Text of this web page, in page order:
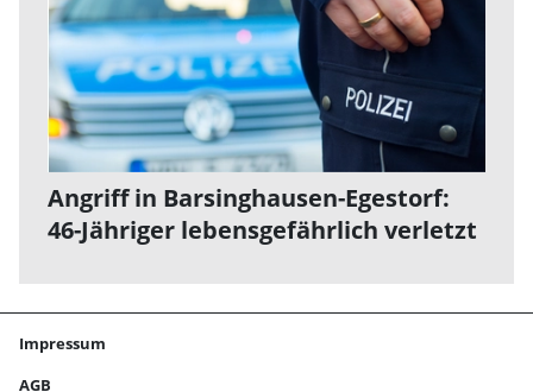
Angriff in Barsinghausen-Egestorf:
46-Jähriger lebensgefährlich verletzt
Impressum
AGB